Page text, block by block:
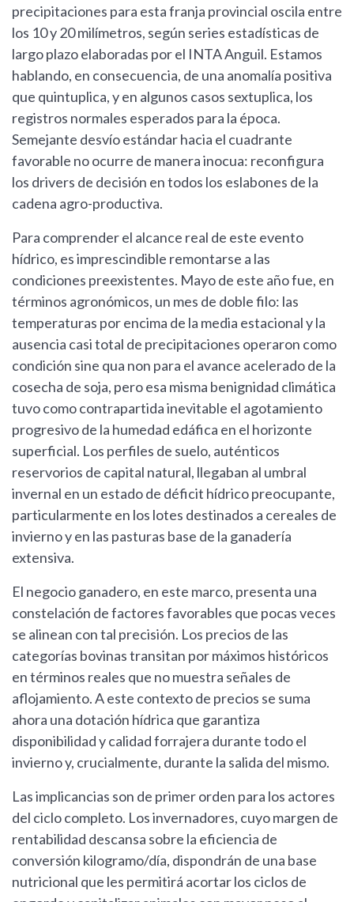
precipitaciones para esta franja provincial oscila entre
los 10 y 20 milímetros, según series estadísticas de
largo plazo elaboradas por el INTA Anguil. Estamos
hablando, en consecuencia, de una anomalía positiva
que quintuplica, y en algunos casos sextuplica, los
registros normales esperados para la época.
Semejante desvío estándar hacia el cuadrante
favorable no ocurre de manera inocua: reconfigura
los drivers de decisión en todos los eslabones de la
cadena agro-productiva.
Para comprender el alcance real de este evento
hídrico, es imprescindible remontarse a las
condiciones preexistentes. Mayo de este año fue, en
términos agronómicos, un mes de doble filo: las
temperaturas por encima de la media estacional y la
ausencia casi total de precipitaciones operaron como
condición sine qua non para el avance acelerado de la
cosecha de soja, pero esa misma benignidad climática
tuvo como contrapartida inevitable el agotamiento
progresivo de la humedad edáfica en el horizonte
superficial. Los perfiles de suelo, auténticos
reservorios de capital natural, llegaban al umbral
invernal en un estado de déficit hídrico preocupante,
particularmente en los lotes destinados a cereales de
invierno y en las pasturas base de la ganadería
extensiva.
El negocio ganadero, en este marco, presenta una
constelación de factores favorables que pocas veces
se alinean con tal precisión. Los precios de las
categorías bovinas transitan por máximos históricos
en términos reales que no muestra señales de
aflojamiento. A este contexto de precios se suma
ahora una dotación hídrica que garantiza
disponibilidad y calidad forrajera durante todo el
invierno y, crucialmente, durante la salida del mismo.
Las implicancias son de primer orden para los actores
del ciclo completo. Los invernadores, cuyo margen de
rentabilidad descansa sobre la eficiencia de
conversión kilogramo/día, dispondrán de una base
nutricional que les permitirá acortar los ciclos de